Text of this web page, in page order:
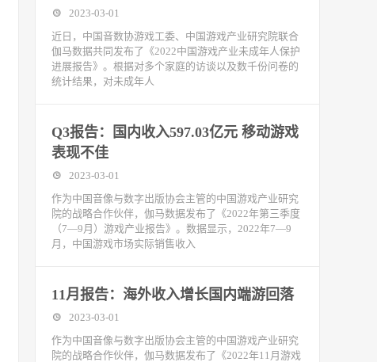
2023-03-01
近日，中国音数协游戏工委、中国游戏产业研究院联合
伽马数据共同发布了《2022中国游戏产业未成年人保护
进展报告》。根据对多个家庭的访谈以及数千份问卷的
统计结果，对未成年人
Q3报告：国内收入597.03亿元 移动游戏
表现不佳
2023-03-01
作为中国音像与数字出版协会主管的中国游戏产业研究
院的战略合作伙伴，伽马数据发布了《2022年第三季度
（7—9月）游戏产业报告》。数据显示，2022年7—9
月，中国游戏市场实际销售收入
11月报告：海外收入增长国内端游回落
2023-03-01
作为中国音像与数字出版协会主管的中国游戏产业研究
院的战略合作伙伴，伽马数据发布了《2022年11月游戏